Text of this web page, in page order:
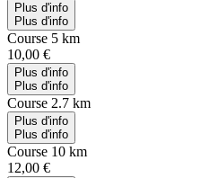
Plus d'info
Plus d'info
Course 5 km
10,00 €
Plus d'info
Plus d'info
Course 2.7 km
Plus d'info
Plus d'info
Course 10 km
12,00 €